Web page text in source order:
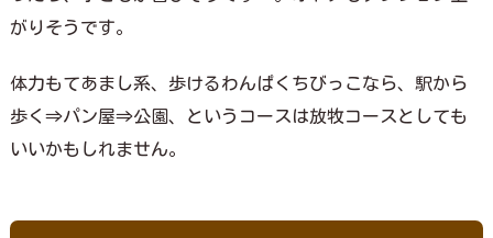
がりそうです。
体力もてあまし系、歩けるわんぱくちびっこなら、駅から
歩く⇒パン屋⇒公園、というコースは放牧コースとしても
いいかもしれません。